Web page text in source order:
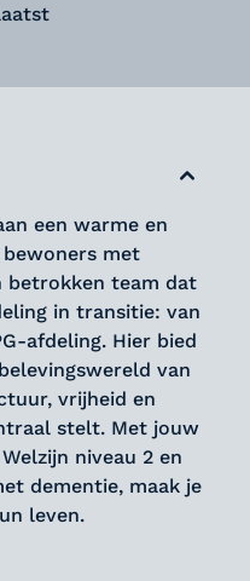
een warme en
met
betrokken team dat
in transitie: van
afdeling. Hier bied
van
vrijheid en
stelt. Met jouw
niveau 2 en
dementie, maak je
leven.